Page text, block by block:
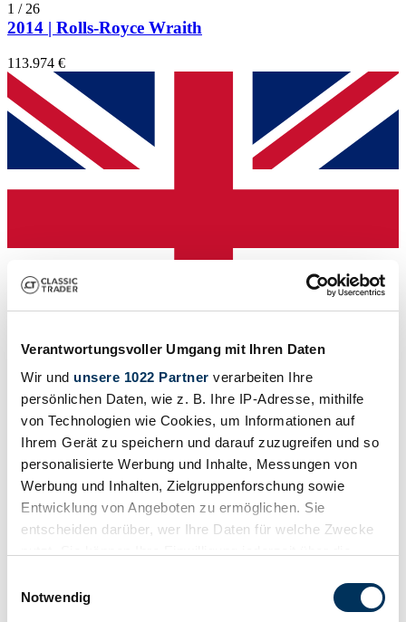
Verantwortungsvoller Umgang mit Ihren Daten
Wir und unsere 1022 Partner verarbeiten Ihre
persönlichen Daten, wie z. B. Ihre IP-Adresse, mithilfe
von Technologien wie Cookies, um Informationen auf
Ihrem Gerät zu speichern und darauf zuzugreifen und so
personalisierte Werbung und Inhalte, Messungen von
Werbung und Inhalten, Zielgruppenforschung sowie
Entwicklung von Angeboten zu ermöglichen. Sie
entscheiden darüber, wer Ihre Daten für welche Zwecke
Trigger Symbol ändern oder widerrufen
Notwendig
1 / 26
2014 | Rolls-Royce Wraith
113.974 €
Händler
Karosserieform
Coupé
Tachostand (abgelesen)
17.650 mi
Leistung (kW/PS)
465 / 632